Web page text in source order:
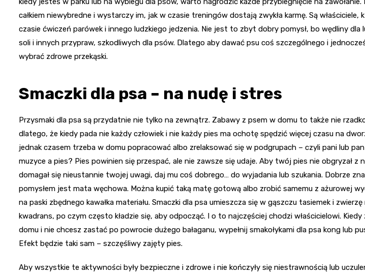
całkiem niewybredne i wystarczy im, jak w czasie treningów dostają zwykła karmę. Są właściciele,
czasie ćwiczeń parówek i innego ludzkiego jedzenia. Nie jest to zbyt dobry pomysł, bo wędliny dla
soli i innych przypraw, szkodliwych dla psów. Dlatego aby dawać psu coś szczególnego i
wybrać zdrowe przekąski.
Smaczki dla psa – na nudę i stres
Przysmaki dla psa są przydatnie nie tylko na zewnątrz. Zabawy z psem w domu to także nie
dlatego, że kiedy pada nie każdy człowiek i nie każdy pies ma ochotę spędzić więcej czasu na
jednak czasem trzeba w domu popracować albo zrelaksować się w podgrupach – czyli pani lub
muzyce a pies? Pies powinien się przespać, ale nie zawsze się udaje. Aby twój pies nie obgryzał z
domagał się nieustannie twojej uwagi, daj mu coś dobrego… do wyjadania lub szukania. Dobrze
pomysłem jest mata węchowa. Można kupić taką matę gotową albo zrobić samemu z ażurowej
na paski zbędnego kawałka materiału. Smaczki dla psa umieszcza się w gąszczu tasiemek i
kwadrans, po czym często kładzie się, aby odpocząć. I o to najczęściej chodzi właścicielowi.
domu i nie chcesz zastać po powrocie dużego bałaganu, wypełnij smakołykami dla psa kong lub
Efekt będzie taki sam – szczęśliwy zajęty pies.
Aby wszystkie te aktywności były bezpieczne i zdrowe i nie kończyły się niestrawnością lub